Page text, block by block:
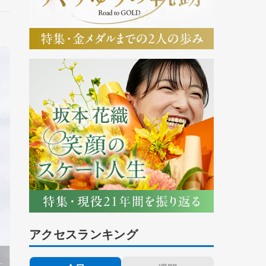
アクセスランキング